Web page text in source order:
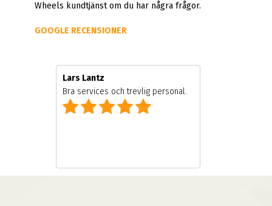
Wheels kundtjänst om du har några frågor.
GOOGLE RECENSIONER
Lars Lantz
Bra services och trevlig personal.